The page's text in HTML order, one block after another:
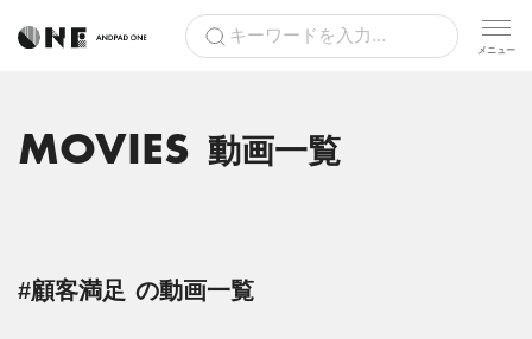
MOVIES 動画一覧
#顧客満足 の動画一覧